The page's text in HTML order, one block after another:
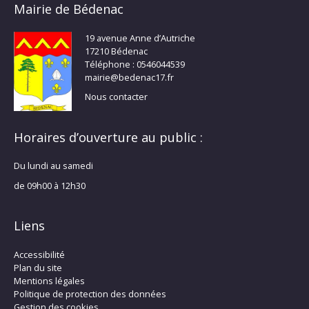
Mairie de Bédenac
19 avenue Anne d’Autriche
17210 Bédenac
Téléphone : 0546044539
mairie@bedenac17.fr
Nous contacter
Horaires d’ouverture au public :
Du lundi au samedi
de 09h00 à 12h30
Liens
Accessibilité
Plan du site
Mentions légales
Politique de protection des données